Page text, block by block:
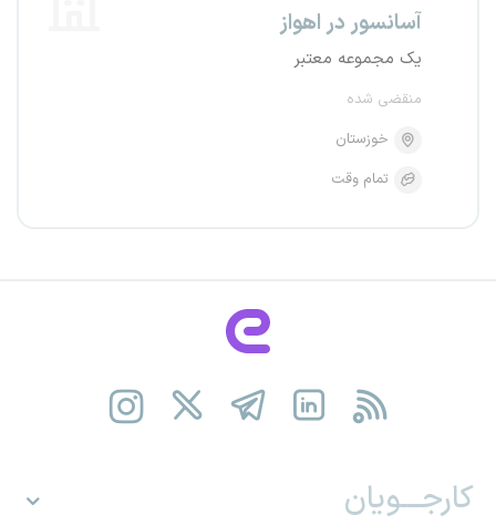
آسانسور در اهواز
یک مجموعه معتبر
منقضی شده
خوزستان
تمام وقت
کارجـــویان